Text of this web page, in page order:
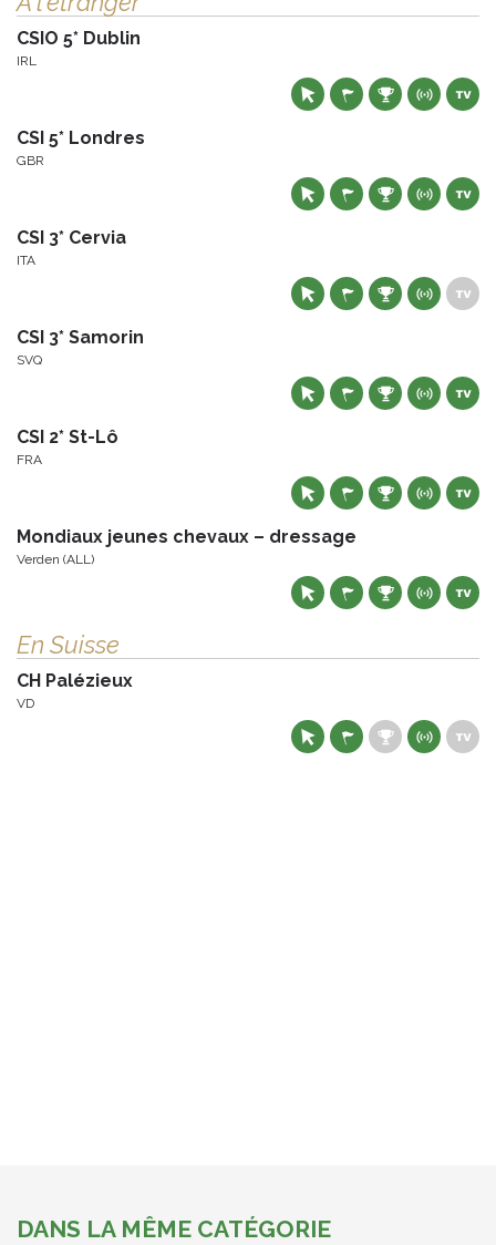
CSIO 5* Dublin
IRL
CSI 5* Londres
GBR
CSI 3* Cervia
ITA
CSI 3* Samorin
SVQ
CSI 2* St-Lô
FRA
Mondiaux jeunes chevaux – dressage
Verden (ALL)
En Suisse
CH Palézieux
VD
DANS LA MÊME CATÉGORIE